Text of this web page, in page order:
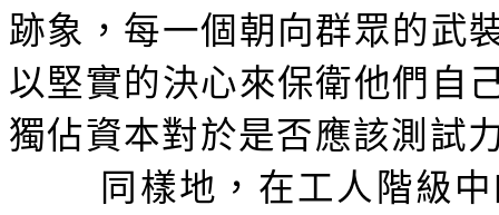
跡象，每一個朝向群眾的武
以堅實的決心來保衛他們自
獨佔資本對於是否應該測試
同樣地，在工人階級